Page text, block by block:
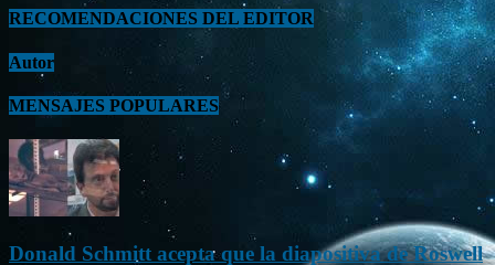
RECOMENDACIONES DEL EDITOR
Autor
MENSAJES POPULARES
Donald Schmitt acepta que la diapositiva de Roswell